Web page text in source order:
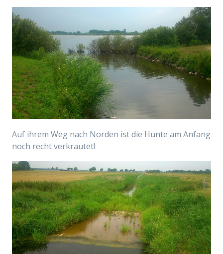
Auf ihrem Weg nach Norden ist die Hunte am Anfang
noch recht verkrautet!